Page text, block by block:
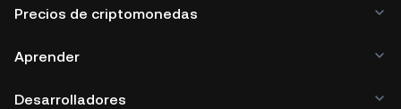
Precios de criptomonedas
Aprender
Desarrolladores